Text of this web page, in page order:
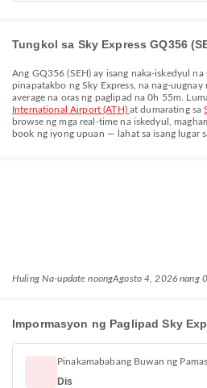
Tungkol sa Sky Express GQ356
Ang GQ356 (SEH) ay isang naka-iskedyul
pinapatakbo ngSky Express, na nag-uugnay
average na oras ng paglipad na0h 55m .
International Airport (ATH) at dumarating sa
browse ng mga real-time na iskedyul,
book ng iyong upuan — lahat sa isang lugar
Huling Na-update noongAgosto 4, 2026 nang
Impormasyon ng Paglipad Sky
Pinakamababang Buwan ng
Dis